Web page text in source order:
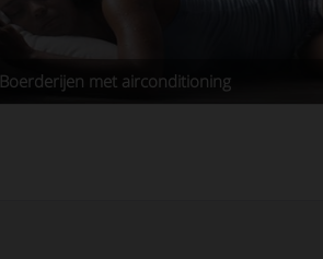
Boerderijen met airconditioning